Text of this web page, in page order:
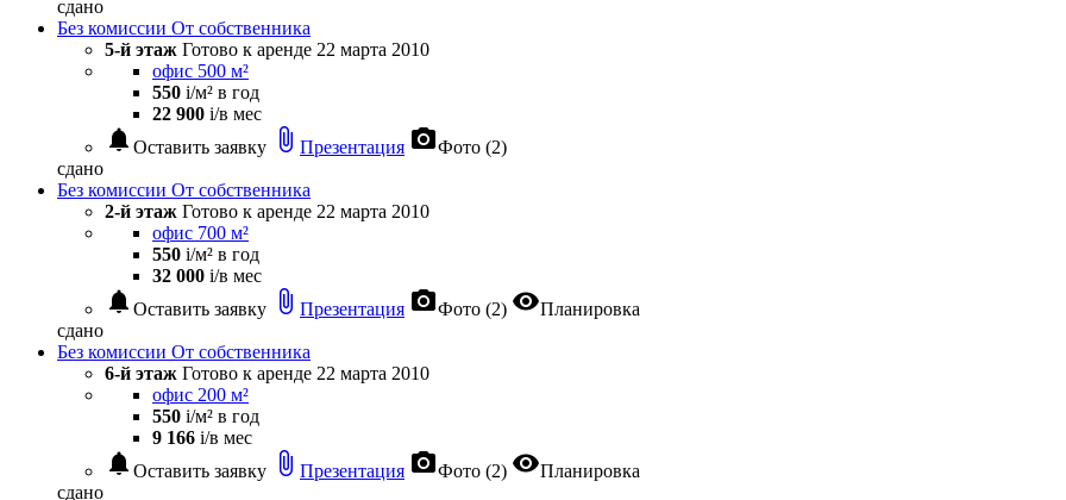
сдано
Без комиссии От собственника
5-й этаж Готово к аренде 22 марта 2010
офис 500 м²
550 i/м² в год
22 900 i/в мес
notifications Оставить заявку attach_file Презентация photo_cameraФото (2)
сдано
Без комиссии От собственника
2-й этаж Готово к аренде 22 марта 2010
офис 700 м²
550 i/м² в год
32 000 i/в мес
notifications Оставить заявку attach_file Презентация photo_cameraФото (2) visibilityПланировка
сдано
Без комиссии От собственника
6-й этаж Готово к аренде 22 марта 2010
офис 200 м²
550 i/м² в год
9 166 i/в мес
notifications Оставить заявку attach_file Презентация photo_cameraФото (2) visibilityПланировка
сдано